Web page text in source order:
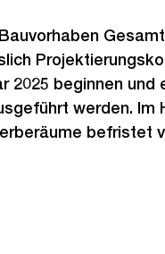
2025 beginnen
werden.
befristet